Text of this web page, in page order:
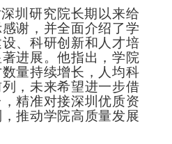
圳研究院长期以来给
谢，并全面介绍了学
、科研创新和人才培
进展。他指出，学院
量持续增长，人均科
，未来希望进一步借
精准对接深圳优质资
推动学院高质量发展